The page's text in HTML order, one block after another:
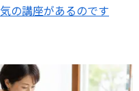
の講座があるのです